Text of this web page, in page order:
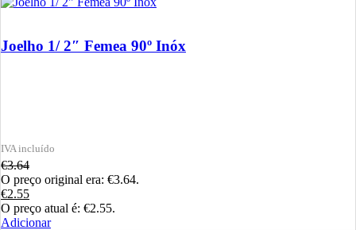
Joelho 1/ 2″ Femea 90º Inóx
€3.64
O preço original era: €3.64.
€2.55
O preço atual é: €2.55.
Adicionar